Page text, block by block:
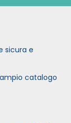
sicura e
catalogo